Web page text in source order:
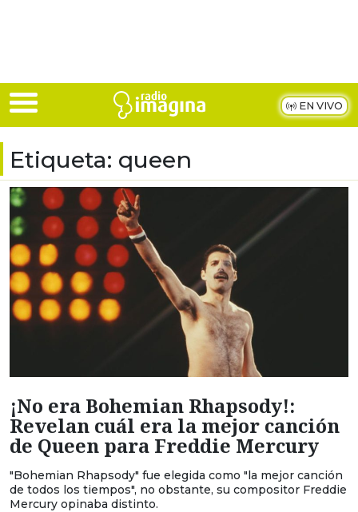
EN VIVO
Etiqueta: queen
¡No era Bohemian Rhapsody!:
Revelan cuál era la mejor canción
de Queen para Freddie Mercury
"Bohemian Rhapsody" fue elegida como "la mejor canción
de todos los tiempos", no obstante, su compositor Freddie
Mercury opinaba distinto.